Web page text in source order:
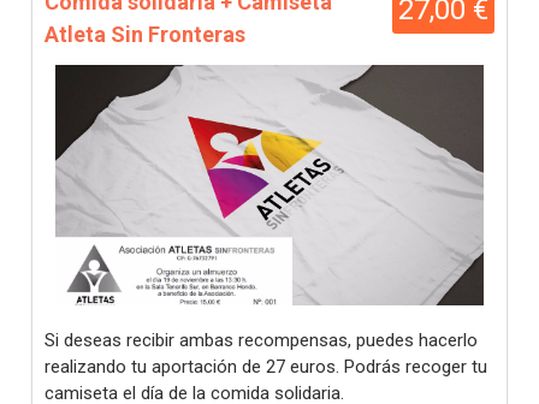
27,00 €
Atleta Sin Fronteras
Si deseas recibir ambas recompensas, puedes hacerlo
realizando tu aportación de 27 euros. Podrás recoger tu
camiseta el día de la comida solidaria.